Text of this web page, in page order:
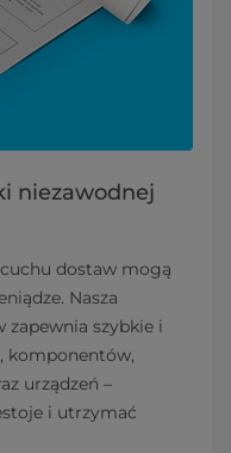
niezawodnej
dostaw mogą
Nasza
zapewnia szybkie i
komponentów,
urządzeń –
i utrzymać